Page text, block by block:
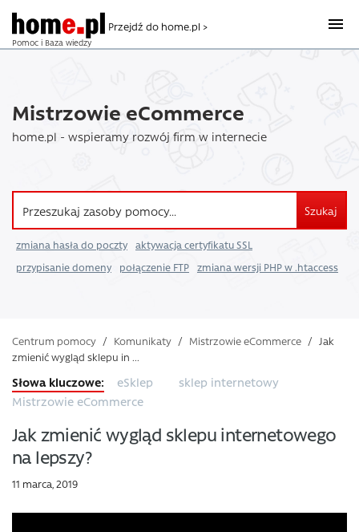
Pomoc i Baza wiedzy
Przejdź do home.pl >
Mistrzowie eCommerce
home.pl - wspieramy rozwój firm w internecie
Szukaj
zmiana hasła do poczty
aktywacja certyfikatu SSL
przypisanie domeny
połączenie FTP zmiana wersji PHP w .htaccess
Centrum pomocy / Komunikaty / Mistrzowie eCommerce /
Jak
zmienić wygląd sklepu in ...
eSklep
sklep internetowy
Mistrzowie eCommerce
Jak zmienić wygląd sklepu internetowego
na lepszy?
11 marca, 2019